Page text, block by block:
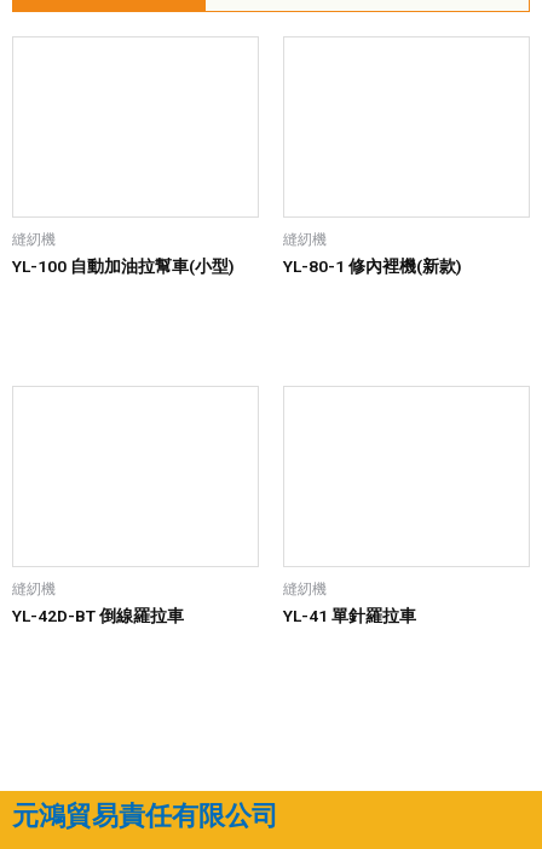
縫紉機
YL-100 自動加油拉幫車(小型)
縫紉機
YL-80-1 修內裡機(新款)
縫紉機
YL-42D-BT 倒線羅拉車
縫紉機
YL-41 單針羅拉車
元鴻貿易責任有限公司